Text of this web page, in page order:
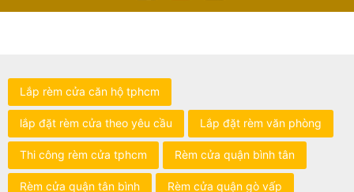
Lắp rèm cửa căn hộ tphcm
lắp đặt rèm cửa theo yêu cầu Lắp đặt rèm văn phòng
Thi công rèm cửa tphcm Rèm cửa quận bình tân
Rèm cửa quận tân bình Rèm cửa quận gò vấp